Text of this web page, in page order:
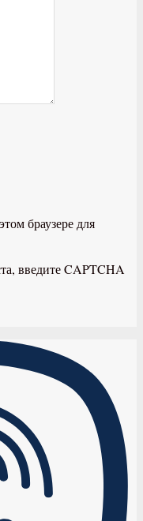
браузере для
введите CAPTCHA